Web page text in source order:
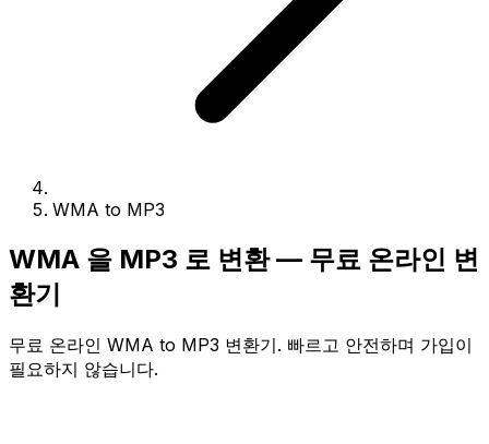
WMA to MP3
WMA 을 MP3 로 변환 — 무료 온라인 변
환기
무료 온라인 WMA to MP3 변환기. 빠르고 안전하며 가입이
필요하지 않습니다.